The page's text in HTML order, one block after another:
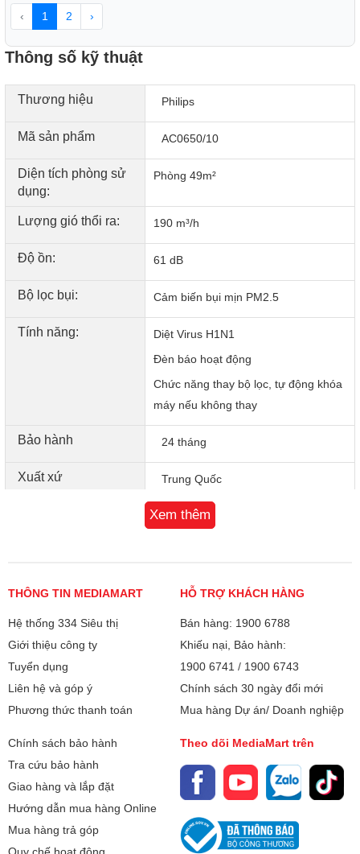
‹ 1 2 ›
Thông số kỹ thuật
Thương hiệu Philips
Mã sản phẩm AC0650/10
Diện tích phòng sử
dụng:
Phòng 49m²
Lượng gió thổi ra: 190 m³/h
Độ ồn: 61 dB
Bộ lọc bụi: Cảm biến bụi mịn PM2.5
Tính năng:
Diệt Virus H1N1
Đèn báo hoạt động
Chức năng thay bộ lọc, tự động khóa
máy nếu không thay
Bảo hành 24 tháng
Xuất xứ Trung Quốc
Xem thêm
THÔNG TIN MEDIAMART
Hệ thống 334 Siêu thị
Giới thiệu công ty
Tuyển dụng
Liên hệ và góp ý
Phương thức thanh toán
HỖ TRỢ KHÁCH HÀNG
Bán hàng: 1900 6788
Khiếu nại, Bảo hành:
1900 6741 / 1900 6743
Chính sách 30 ngày đổi mới
Mua hàng Dự án/ Doanh nghiệp
Chính sách bảo hành
Tra cứu bảo hành
Giao hàng và lắp đặt
Hướng dẫn mua hàng Online
Mua hàng trả góp
Theo dõi MediaMart trên